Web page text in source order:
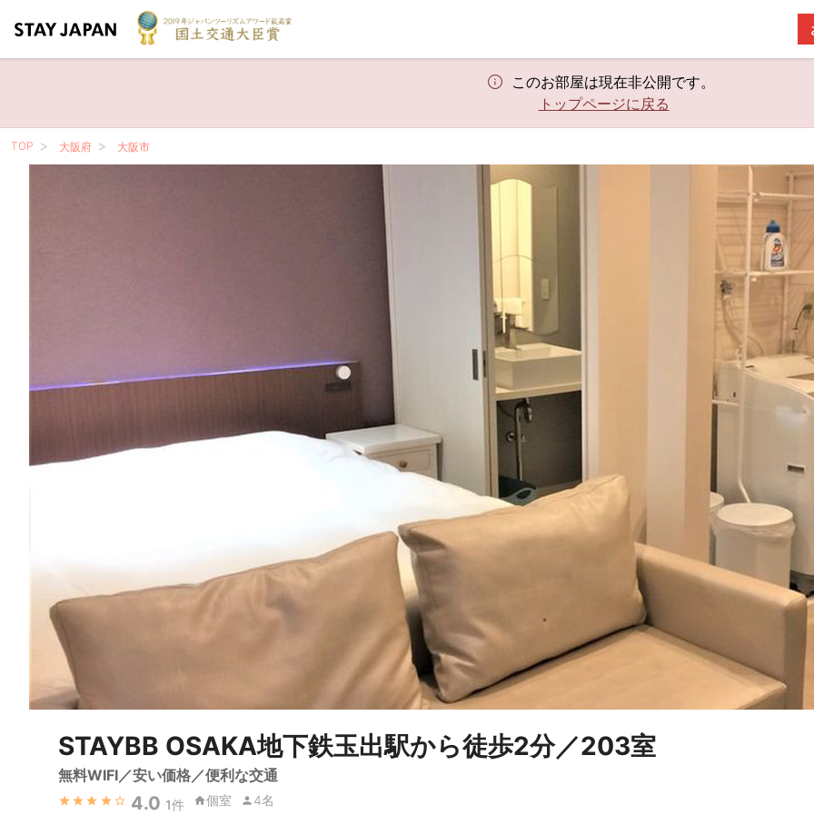
このお部屋は現在非公開です。
トップページに戻る
TOP 大阪府 大阪市
STAYBB OSAKA地下鉄玉出駅から徒歩2分／203室
無料WIFI／安い価格／便利な交通
4.0 1件 個室 4名